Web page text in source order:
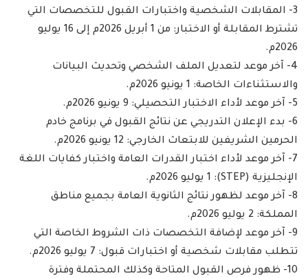
3- المقابلات الشخصية واختبارات القبول للتخصصات التي
تشترط المقابلة أو الاختبار: من 1 أبريل 2026م إلى 16 يوليو
2026م.
4- آخر موعد لتعديل الملف الشخصي وتحديث البيانات
والاستثناءات الخاصة: 1 يونيو 2026م.
5- آخر موعد لأداء الاختبار التحصيلي: 9 يونيو 2026م.
6- بدء الإعلان التدريجي عن نتائج القبول في برنامج خادم
الحرمين الشريفين للابتعاث الخارجي: 12 يونيو 2026م.
7- آخر موعد لأداء اختبار القدرات العامة واختبار كفايات اللغة
الإنجليزية (STEP): 1 يوليو 2026م.
8- آخر موعد لظهور نتائج الثانوية العامة بجميع مناطق
المملكة: 2 يوليو 2026م.
9- آخر موعد لإضافة التخصصات ذات الشروط الخاصة التي
تتطلب مقابلات شخصية أو اختبارات قبول: 7 يوليو 2026م.
10- ظهور فرص القبول المتاحة وكذلك المحتملة وفترة